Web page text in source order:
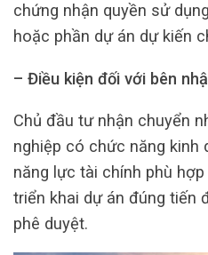
chứng nhận quyền sử
hoặc phần dự án dự kiến
– Điều kiện đối với bên
Chủ đầu tư nhận chuyển
nghiệp có chức năng kinh
năng lực tài chính phù
triển khai dự án đúng tiến
phê duyệt.